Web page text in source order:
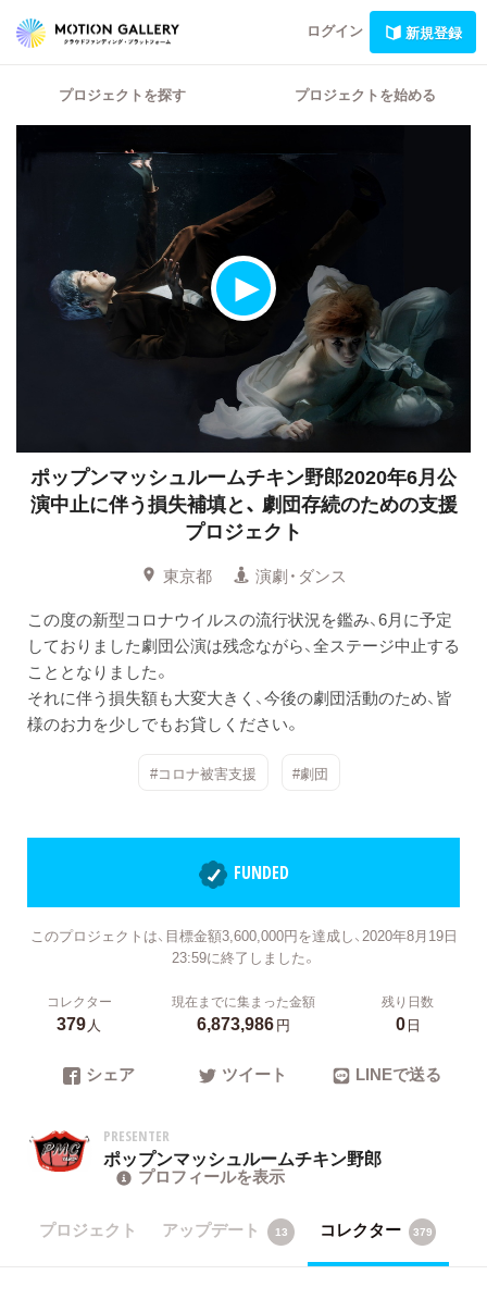
ログイン 新規登録
プロジェクトを探す プロジェクトを始める
ポップンマッシュルームチキン野郎2020年6月公
演中止に伴う損失補填と、 劇団存続のための支援
プロジェクト
東京都
演劇・ダンス
この度の新型コロナウイルスの流行状況を鑑み、6月に予定
しておりました劇団公演は残念ながら、全ステージ中止する
こととなりました。
それに伴う損失額も大変大きく、今後の劇団活動のため、皆
様のお力を少しでもお貸しください。
#コロナ被害支援 #劇団
FUNDED
このプロジェクトは、目標金額3,600,000円を達成し、2020年8月19日
23:59に終了しました。
コレクター
379人
現在までに集まった金額
6,873,986円
残り日数
0日
シェア ツイート LINEで送る
PRESENTER
ポップンマッシュルームチキン野郎
プロフィールを表示
プロジェクト アップデート 13 コレクター 379